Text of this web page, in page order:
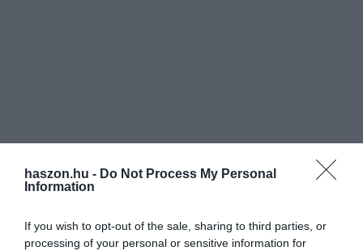
haszon.hu - Do Not Process My Personal
Information
If you wish to opt-out of the sale, sharing to third parties, or
processing of your personal or sensitive information for